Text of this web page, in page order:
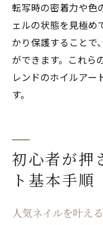
転写時の密着力や色
ェルの状態を見極め
かり保護することで
ができます。これら
レンドのホイルアー
す。
初心者が押
ト基本手順
人気ネイルを叶え